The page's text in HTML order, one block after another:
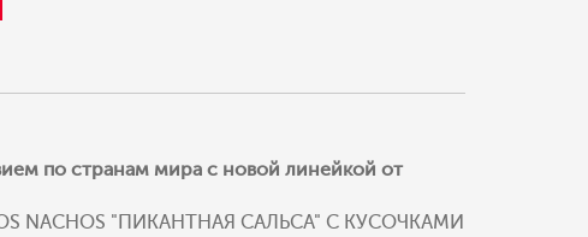
по странам мира с новой линейкой от
NACHOS "ПИКАНТНАЯ САЛЬСА" С КУСОЧКАМИ